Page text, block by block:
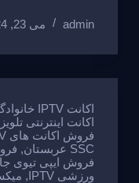
at
s
A
p
p
e
gr
a
m
admin می 23, 2024
اکانت IPTV خانوادگی حذف پکیج بزرگسالان+18
اکانت اینترنتی
فروش اکانت های IPTV اختصاصی
SSC عربستان
,
فروش ایپی تیوی
ورزشی IPTV
,